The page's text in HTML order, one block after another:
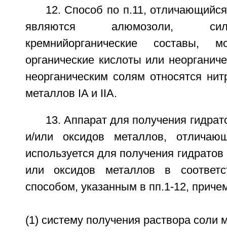
12. Способ по п.11,
являются алюмозоли,
кремнийорганические составы,
органические кислоты или
неорганическим солям относятся
металлов IA и IIА.
13. Аппарат для получения
и/или оксидов металлов,
используется для получения
или оксидов металлов в
способом, указанным в пп.1-12,
(1) систему получения раствора соли